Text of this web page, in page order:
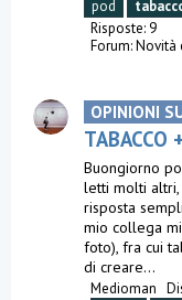
pod
Risposte: 9
Forum:Novità
OPINIONI
TABACCO
Buongiorno
letti molti altri,
risposta
mio collega
foto), fra cui
di creare...
Medioman